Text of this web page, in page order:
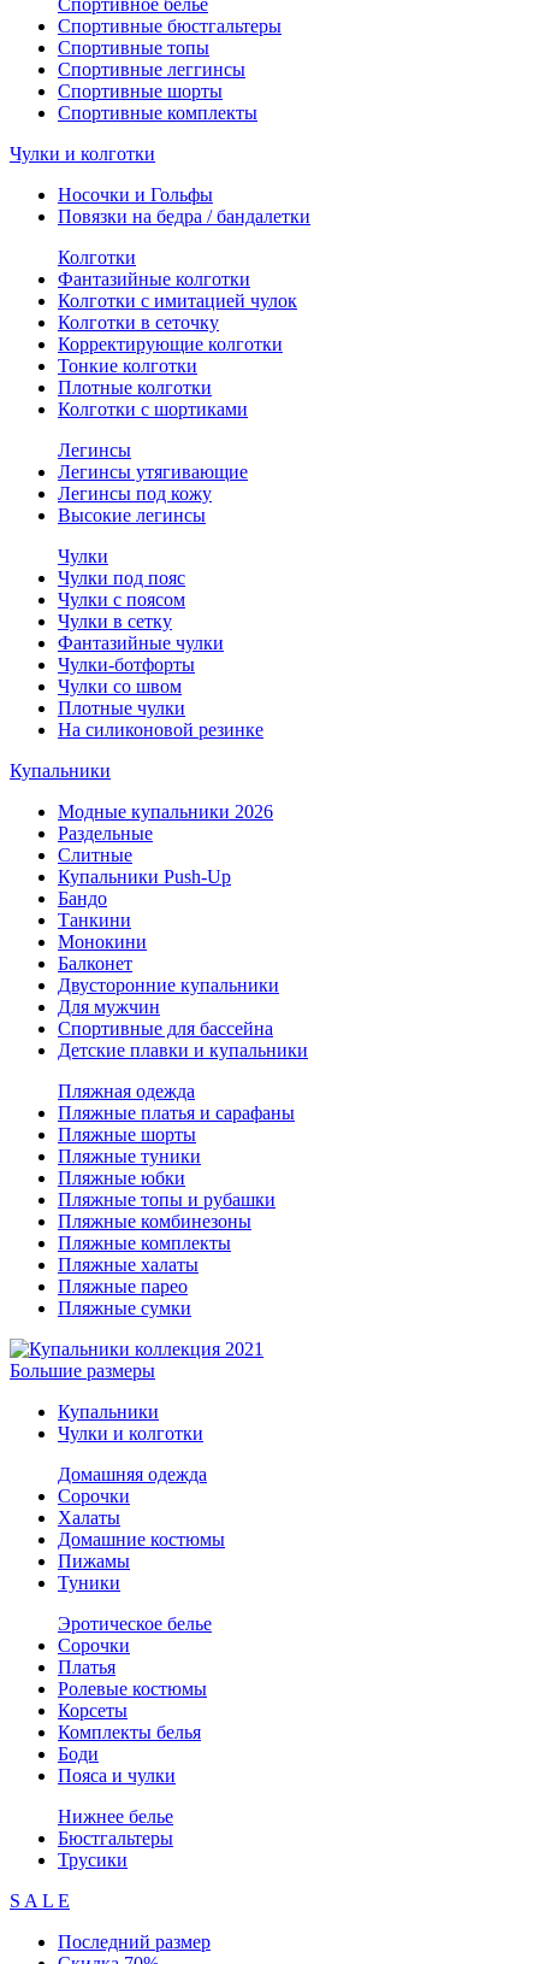
Спортивное белье
Спортивные бюстгальтеры
Спортивные топы
Спортивные леггинсы
Спортивные шорты
Спортивные комплекты
Чулки и колготки
Носочки и Гольфы
Повязки на бедра / бандалетки
Колготки
Фантазийные колготки
Колготки с имитацией чулок
Колготки в сеточку
Корректирующие колготки
Тонкие колготки
Плотные колготки
Колготки с шортиками
Легинсы
Легинсы утягивающие
Легинсы под кожу
Высокие легинсы
Чулки
Чулки под пояс
Чулки с поясом
Чулки в сетку
Фантазийные чулки
Чулки-ботфорты
Чулки со швом
Плотные чулки
На силиконовой резинке
Купальники
Модные купальники 2026
Раздельные
Слитные
Купальники Push-Up
Бандо
Танкини
Монокини
Балконет
Двусторонние купальники
Для мужчин
Спортивные для бассейна
Детские плавки и купальники
Пляжная одежда
Пляжные платья и сарафаны
Пляжные шорты
Пляжные туники
Пляжные юбки
Пляжные топы и рубашки
Пляжные комбинезоны
Пляжные комплекты
Пляжные халаты
Пляжные парео
Пляжные сумки
Большие размеры
Купальники
Чулки и колготки
Домашняя одежда
Сорочки
Халаты
Домашние костюмы
Пижамы
Туники
Эротическое белье
Сорочки
Платья
Ролевые костюмы
Корсеты
Комплекты белья
Боди
Пояса и чулки
Нижнее белье
Бюстгальтеры
Трусики
S A L E
Последний размер